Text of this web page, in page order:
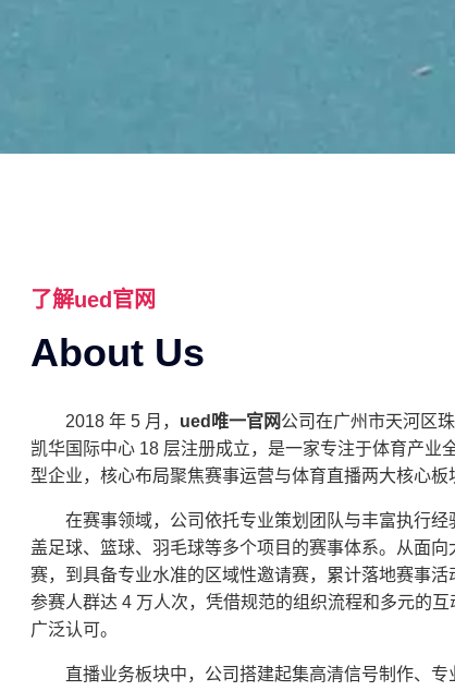
了解ued官网
About Us
2018 年 5 月， ued唯一官网公司在广州市天河区
凯华国际中心 18 层注册成立，是一家专注于体育产业
型企业，核心布局聚焦赛事运营与体育直播两大核心板
在赛事领域，公司依托专业策划团队与丰富执行经
盖足球、篮球、羽毛球等多个项目的赛事体系。从面向
赛，到具备专业水准的区域性邀请赛，累计落地赛事活
参赛人群达 4 万人次，凭借规范的组织流程和多元的
广泛认可。
直播业务板块中，公司搭建起集高清信号制作、专